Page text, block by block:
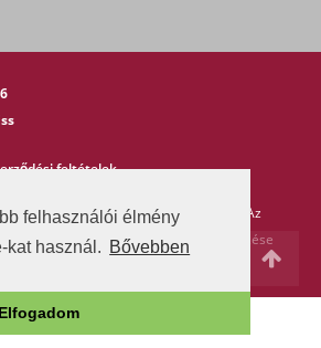
felhasználói élmény
kat használ. Bővebben
Elfogadom
feltételek
NaturalSwissMinden jog fenntartva. Az
a Natural Swiss írásos beleegyezése